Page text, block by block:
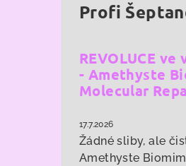
Profi
REVOLUCE
- Amethyste
Molecular
17.7.2026
Žádné sliby, ale
Amethyste